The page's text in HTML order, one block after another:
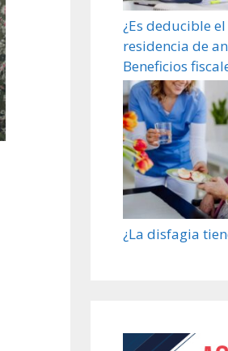
¿Es deducible
residencia de
Beneficios
¿La disfagia